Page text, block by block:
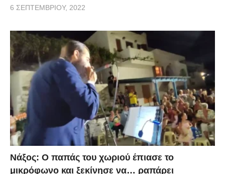
6 ΣΕΠΤΕΜΒΡΊΟΥ, 2022
Νάξος: Ο παπάς του χωριού έπιασε το
μικρόφωνο και ξεκίνησε να… ραπάρει